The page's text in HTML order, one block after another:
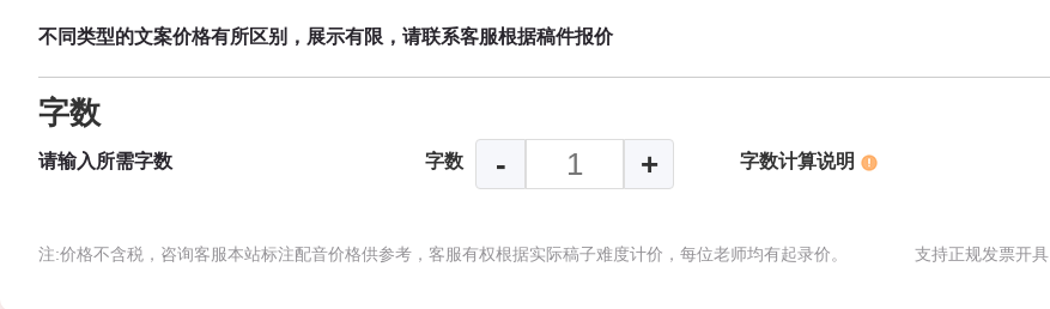
不同类型的文案价格有所区别，展示有限，请联系客服根据稿件报价
字数
字数 字数计算说明
注:价格不含税，咨询客服本站标注配音价格供参考，客服有权根据实际稿子难度计价，每位老师均有起录价。 支持正规发票开具